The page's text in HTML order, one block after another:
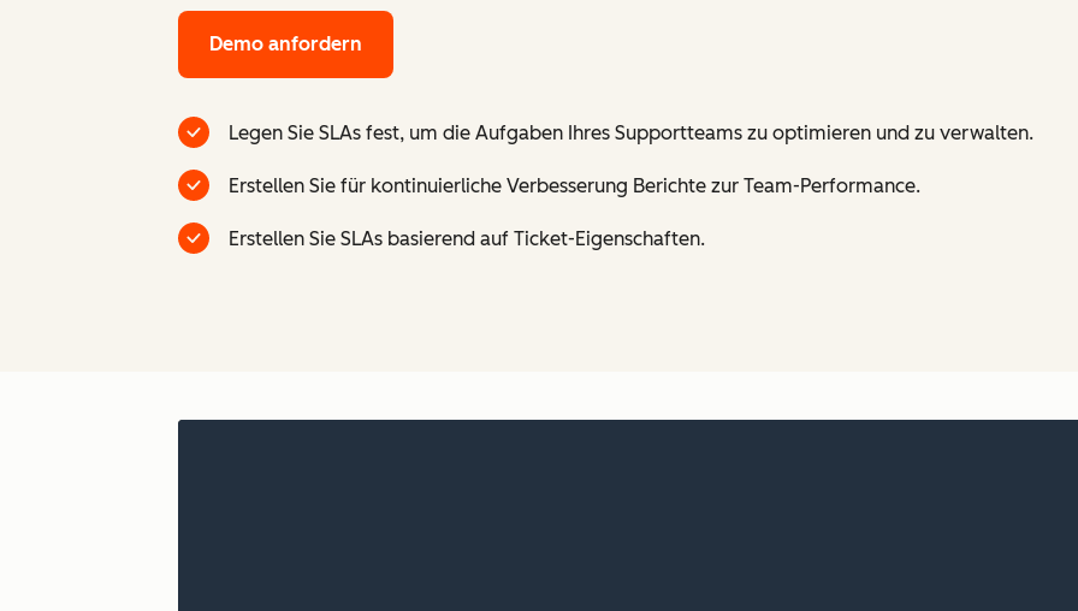
Demo anfordern
Legen Sie SLAs fest, um die Aufgaben Ihres Supportteams zu optimieren und zu verwalten.
Erstellen Sie für kontinuierliche Verbesserung Berichte zur Team-Performance.
Erstellen Sie SLAs basierend auf Ticket-Eigenschaften.